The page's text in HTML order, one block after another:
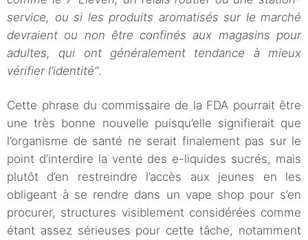
service, ou si les produits aromatisés sur le marché
devraient ou non être confinés aux magasins pour
adultes, qui ont généralement tendance à mieux
vérifier l’identité”.
Cette phrase du commissaire de la FDA pourrait être
une très bonne nouvelle puisqu’elle signifierait que
l’organisme de santé ne serait finalement pas sur le
point d’interdire la vente des e-liquides sucrés, mais
plutôt d’en restreindre l’accès aux jeunes en les
obligeant à se rendre dans un vape shop pour s’en
procurer, structures visiblement considérées comme
étant assez sérieuses pour cette tâche, notamment